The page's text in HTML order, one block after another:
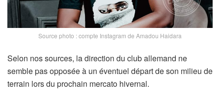
Source photo : compte Instagram de Amadou Haidara
Selon nos sources, la direction du club allemand ne
semble pas opposée à un éventuel départ de son milieu de
terrain lors du prochain mercato hivernal.